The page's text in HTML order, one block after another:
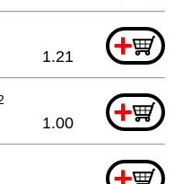
+
1.21
+
1.00